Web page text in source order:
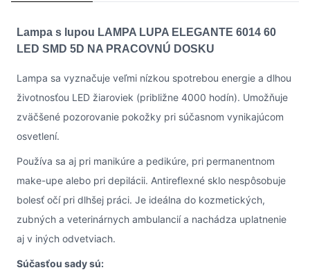
Lampa s lupou LAMPA LUPA ELEGANTE 6014 60
LED SMD 5D NA PRACOVNÚ DOSKU
Lampa sa vyznačuje veľmi nízkou spotrebou energie a dlhou
životnosťou LED žiaroviek (približne 4000 hodín). Umožňuje
zväčšené pozorovanie pokožky pri súčasnom vynikajúcom
osvetlení.
Používa sa aj pri manikúre a pedikúre, pri permanentnom
make-upe alebo pri depilácii. Antireflexné sklo nespôsobuje
bolesť očí pri dlhšej práci. Je ideálna do kozmetických,
zubných a veterinárnych ambulancií a nachádza uplatnenie
aj v iných odvetviach.
Súčasťou sady sú: